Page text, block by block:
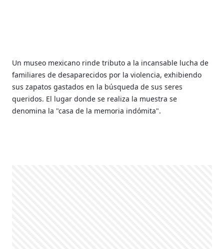
Un museo mexicano rinde tributo a la incansable lucha de
familiares de desaparecidos por la violencia, exhibiendo
sus zapatos gastados en la búsqueda de sus seres
queridos. El lugar donde se realiza la muestra se
denomina la "casa de la memoria indómita".